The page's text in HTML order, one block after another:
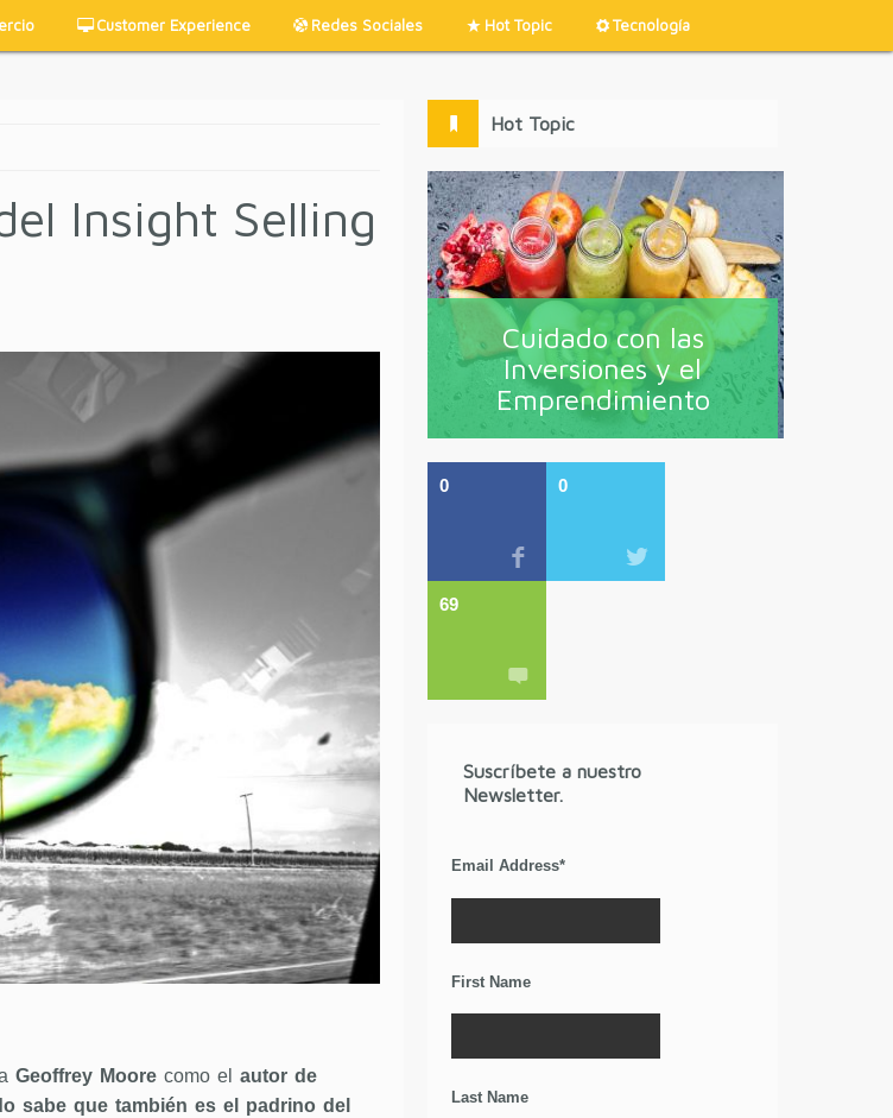
Customer Experience Redes Sociales Hot Topic Tecnología
Insight Selling
Geoffrey Moorecomo el autor de
sabe que también es el padrino del
Hot Topic
Cuidado con las
Inversiones y el
Emprendimiento
0 0
69
Suscríbete a nuestro
Newsletter.
Email Address*
First Name
Last Name